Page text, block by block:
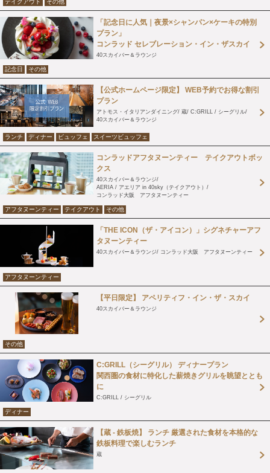
テイクアウト その他
「記念日に人気｜夜景×シャンパン×ケーキの特別
プラン」
コンラッド セレブレーション・イン・ザスカイ
40スカイバー＆ラウンジ
記念日 その他
【公式ホームページ限定】 WEB予約でお得な割引
プラン
アトモス・イタリアンダイニング 蔵 C:GRILL / シーグリル
40スカイバー＆ラウンジ
ランチ ディナー ビュッフェ スイーツビュッフェ
コンラッドアフタヌーンティー テイクアウトボッ
クス
40スカイバー＆ラウンジ
AERIA / アエリア in 40sky（テイクアウト）
コンラッド大阪 アフタヌーンティー
アフタヌーンティー テイクアウト その他
「THE ICON（ザ・アイコン）」シグネチャーアフ
タヌーンティー
40スカイバー＆ラウンジ コンラッド大阪 アフタヌーンティー
アフタヌーンティー
【平日限定】 アペリティフ・イン・ザ・スカイ
40スカイバー＆ラウンジ
その他
C:GRILL（シーグリル） ディナープラン
関西圏の食材に特化した薪焼きグリルを眺望ととも
に
C:GRILL / シーグリル
ディナー
【蔵 - 鉄板焼】 ランチ 厳選された食材を本格的な
鉄板料理で楽しむランチ
蔵